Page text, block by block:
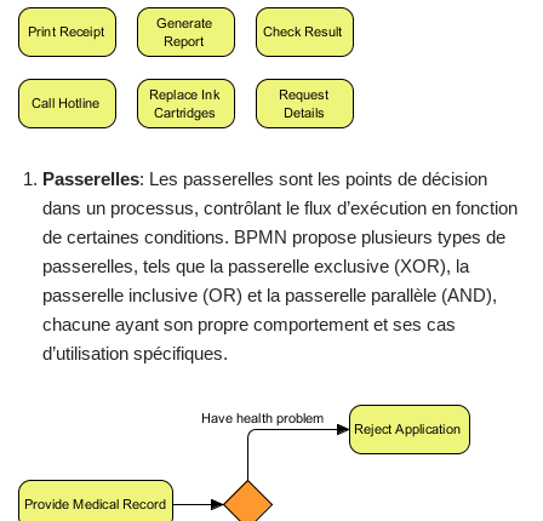
Passerelles: Les passerelles sont les points de décision
dans un processus, contrôlant le flux d’exécution en fonction
de certaines conditions. BPMN propose plusieurs types de
passerelles, tels que la passerelle exclusive (XOR), la
passerelle inclusive (OR) et la passerelle parallèle (AND),
chacune ayant son propre comportement et ses cas
d’utilisation spécifiques.